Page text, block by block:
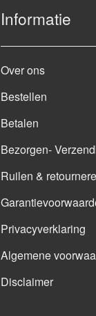
Informatie
Over ons
Bestellen
Betalen
Bezorgen-
Ruilen &
Privacyverklaring
Algemene
Disclaimer